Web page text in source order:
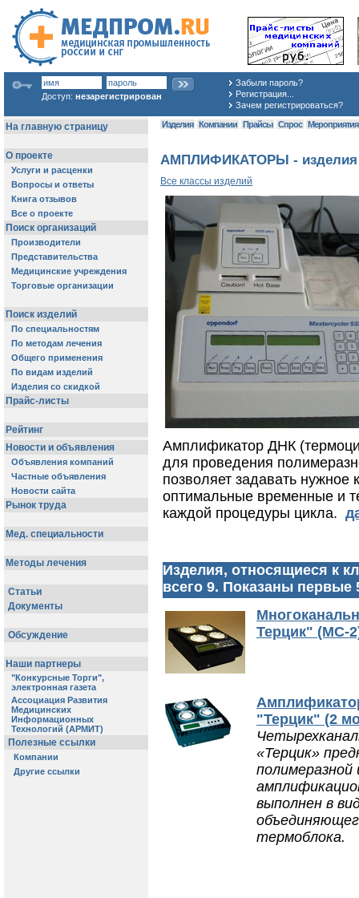
Доступ: незарегистрирован
Забыли пароль?
Регистрация...
Зачем регистрироваться?
Изделия Компании Прайсы Спрос Мероприятия
АМПЛИФИКАТОРЫ - изделия
Все классы изделий
Амплификатор ДНК
для проведения
позволяет задавать нужное
оптимальные временные и
каждой процедуры цикла.
Изделия, относящиеся к
всего 9. Показаны первые
Терцик" (МС-
"Терцик" (2
«Терцик»
полимеразной
выполнен в
термоблока.